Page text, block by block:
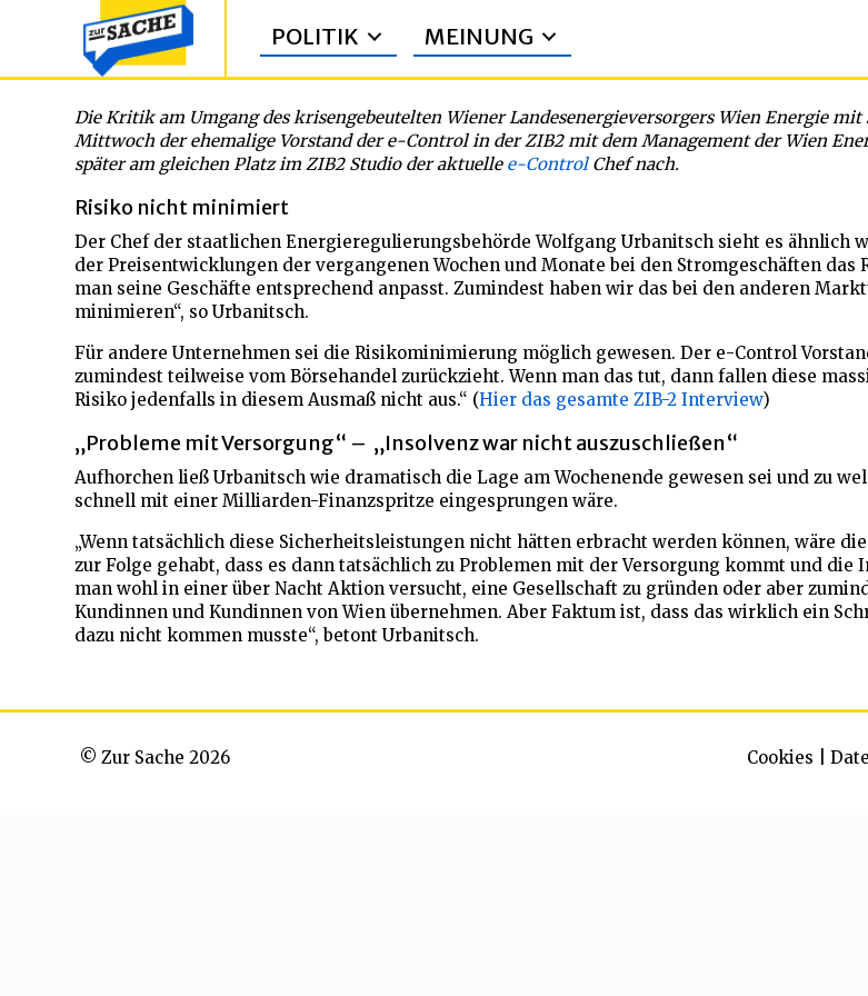
POLITIK MEINUNG
Nächster Experte mit schwerer Kritik an Wien Energie Fiasko
Die Kritik am Umgang des krisengebeutelten Wiener Landesenergieversorgers Wien Energie
Mittwoch der ehemalige Vorstand der e-Control in der ZIB2 mit dem Management der Wien
später am gleichen Platz im ZIB2 Studio der aktuelle e-ControlChef nach.
Risiko nicht minimiert
Der Chef der staatlichen Energieregulierungsbehörde Wolfgang Urbanitsch sieht es ähnlich
der Preisentwicklungen der vergangenen Wochen und Monate bei den Stromgeschäften das
man seine Geschäfte entsprechend anpasst. Zumindest haben wir das bei den anderen
minimieren“, so Urbanitsch.
Für andere Unternehmen sei die Risikominimierung möglich gewesen. Der e-Control
zumindest teilweise vom Börsehandel zurückzieht. Wenn man das tut, dann fallen diese
Risiko jedenfalls in diesem Ausmaß nicht aus.“ (Hier das gesamte ZIB-2 Interview)
„Probleme mit Versorgung“ – „Insolvenz war nicht auszuschließen“
Aufhorchen ließ Urbanitsch wie dramatisch die Lage am Wochenende gewesen sei und zu
schnell mit einer Milliarden-Finanzspritze eingesprungen wäre.
„Wenn tatsächlich diese Sicherheitsleistungen nicht hätten erbracht werden können, wäre
zur Folge gehabt, dass es dann tatsächlich zu Problemen mit der Versorgung kommt und
man wohl in einer über Nacht Aktion versucht, eine Gesellschaft zu gründen oder aber
Kundinnen und Kundinnen von Wien übernehmen. Aber Faktum ist, dass das wirklich ein
dazu nicht kommen musste“, betont Urbanitsch.
© Zur Sache 2026 Cookies